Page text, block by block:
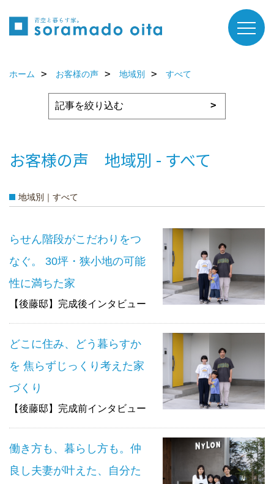
ホーム お客様の声 地域別 すべて
お客様の声 地域別 - すべて
地域別｜すべて
らせん階段がこだわりをつ
なぐ。 30坪・狭小地の可能
性に満ちた家
【後藤邸】完成後インタビュー
どこに住み、どう暮らすか
を 焦らずじっくり考えた家
づくり
【後藤邸】完成前インタビュー
働き方も、暮らし方も。仲
良し夫妻が叶えた、自分た